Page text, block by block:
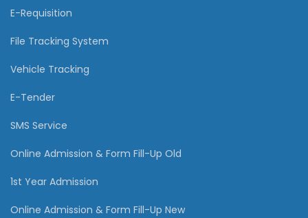
E-Requisition
File Tracking System
Vehicle Tracking
E-Tender
SMS Service
Online Admission & Form Fill-Up Old
1st Year Admission
Online Admission & Form Fill-Up New